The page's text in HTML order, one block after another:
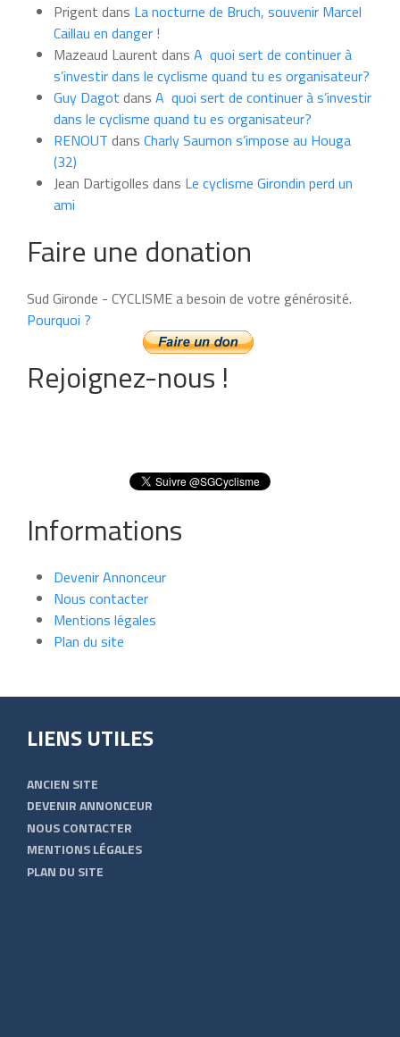
moisPrigent dans La nocturne de Bruch, souvenir Marcel
Caillau en danger !
Mazeaud Laurent dans A quoi sert de continuer à
s’investir dans le cyclisme quand tu es organisateur?
Guy Dagot dans A quoi sert de continuer à s’investir
dans le cyclisme quand tu es organisateur?
RENOUT dans Charly Saumon s’impose au Houga
(32)
Jean Dartigolles dans Le cyclisme Girondin perd un
ami
Faire une donation
Sud Gironde - CYCLISME a besoin de votre générosité.
Pourquoi ?
Rejoignez-nous !
Informations
Devenir Annonceur
Nous contacter
Mentions légales
Plan du site
LIENS UTILES
ANCIEN SITE
DEVENIR ANNONCEUR
NOUS CONTACTER
MENTIONS LÉGALES
PLAN DU SITE